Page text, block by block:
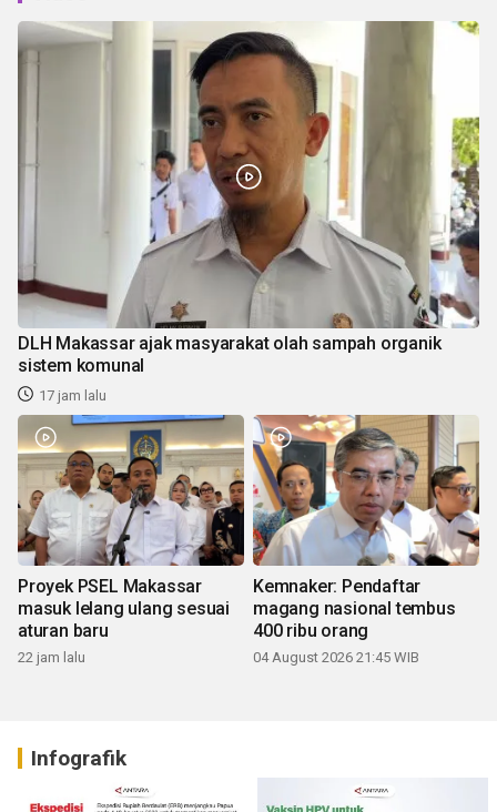
DLH Makassar ajak masyarakat olah sampah organik
sistem komunal
17 jam lalu
Proyek PSEL Makassar
masuk lelang ulang sesuai
aturan baru
22 jam lalu
Kemnaker: Pendaftar
magang nasional tembus
400 ribu orang
04 August 2026 21:45 WIB
Infografik